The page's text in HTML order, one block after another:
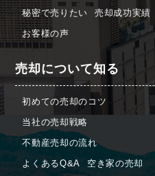
秘密で売りたい
売却成功実績
お客様の声
売却について知る
初めての売却のコツ
当社の売却戦略
不動産売却の流れ
よくあるQ&A
空き家の売却